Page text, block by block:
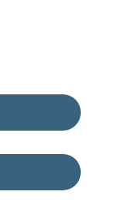
- Créé par